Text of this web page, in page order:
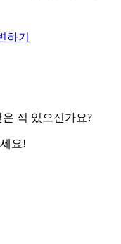
하기
적 있으신가요?
요!